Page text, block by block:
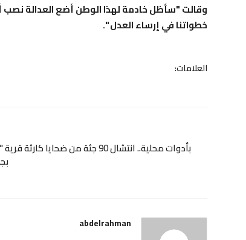
وقالت "سأظل خادمة لهذا الوطن أضع العدالة نصب
خطواتنا في إرساء العدل ".
العلامات:
بأدوات محلية.. انتشال 90 جثة من ضحايا
abdelrahman